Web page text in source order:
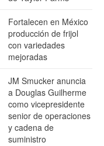
Fortalecen en México
producción de frijol
con variedades
mejoradas
JM Smucker anuncia
a Douglas Guilherme
como vicepresidente
senior de operaciones
y cadena de
suministro